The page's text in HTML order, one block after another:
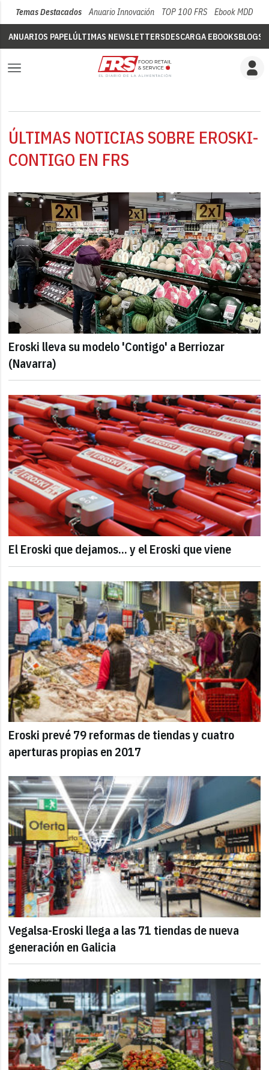
Temas Destacados Anuario Innovación TOP 100 FRS Ebook MDD
ANUARIOS PAPELÚLTIMAS NEWSLETTERSDESCARGA EBOOKSBLOGS
ÚLTIMAS NOTICIAS SOBRE EROSKI-
CONTIGO EN FRS
Eroski lleva su modelo 'Contigo' a Berriozar
(Navarra)
El Eroski que dejamos... y el Eroski que viene
Eroski prevé 79 reformas de tiendas y cuatro
aperturas propias en 2017
Vegalsa-Eroski llega a las 71 tiendas de nueva
generación en Galicia